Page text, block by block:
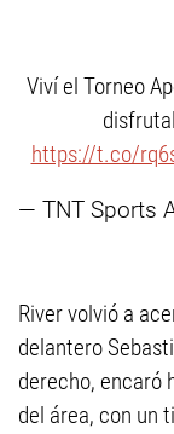
Viví el Torneo
https://t.co/
— TNT Sports
River volvió a
delantero
derecho, encaró
del área, con un